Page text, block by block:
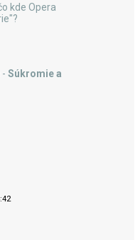
kde Opera
- Súkromie a